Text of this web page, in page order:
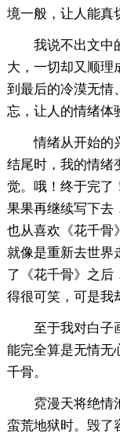
境一般，让人能真
我说不出文中
大，一切却又顺理
到最后的冷漠无情
忘，让人的情绪体
情绪从开始的
结尾时，我的情绪
觉。哦！终于完了
果果再继续写下去
也从喜欢《花千骨
就像是重新去世界
了《花千骨》之后
得很可笑，可是我
至于我对白子
能完全算是无情无
千骨。
霓漫天将绝情
蛮荒地狱时。毁了